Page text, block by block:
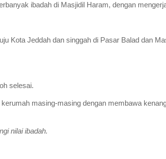
ibadah di Masjidil Haram, dengan
Kota Jeddah dan singgah di Pasar Balad dan
selesai.
masing-masing dengan membawa
nilai ibadah.